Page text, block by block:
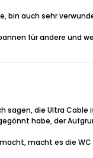
bin auch sehr
für andere und
sagen, die Ultra
habe, der
macht es die